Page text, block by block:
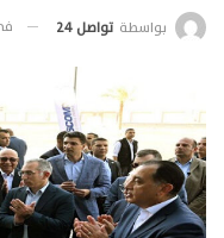
بواسطة تواصل 24